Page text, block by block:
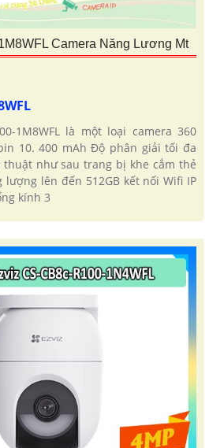
Camera Năng Lương Mt
1M8WFL là một loại camera 360
10. 400 mAh Độ phân giải tối đa
thuật như sau trang bị khe cắm thẻ
lượng lên đến 512GB kết nối Wifi IP
kính 3